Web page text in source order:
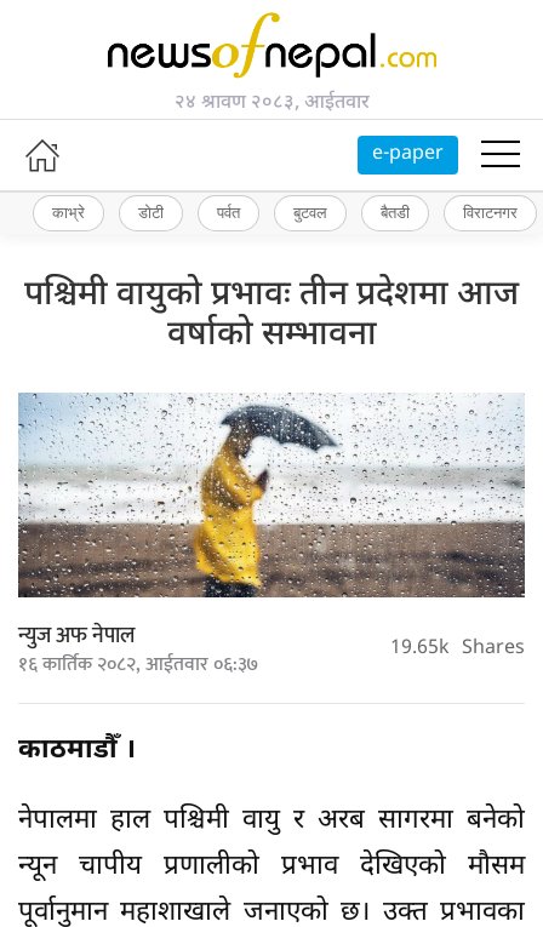
२४ श्रावण २०८३, आईतवार
e-paper
काभ्रे डोटी पर्वत बुटवल बैतडी विराटनगर
पश्चिमी वायुको प्रभावः तीन प्रदेशमा आज
वर्षाको सम्भावना
न्युज अफ नेपाल
१६ कार्तिक २०८२, आईतवार ०६:३७ 19.65k Shares
काठमाडौँ ।
नेपालमा हाल पश्चिमी वायु र अरब सागरमा बनेको
न्यून चापीय प्रणालीको प्रभाव देखिएको मौसम
पूर्वानुमान महाशाखाले जनाएको छ। उक्त प्रभावका